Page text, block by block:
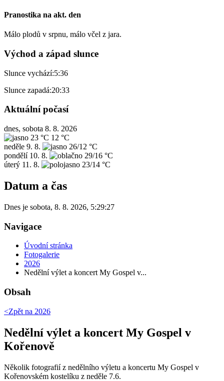
Pranostika na akt. den
Málo plodů v srpnu, málo včel z jara.
Východ a západ slunce
Slunce vychází:5:36
Slunce zapadá:20:33
Aktuální počasí
dnes, sobota 8. 8. 2026
23 °C 12 °C
neděle 9. 8.
26/12 °C
pondělí 10. 8.
29/16 °C
úterý 11. 8. 23/14 °C
Datum a čas
Dnes je sobota, 8. 8. 2026, 5:29:27
Navigace
Úvodní stránka
Fotogalerie
2026
Nedělní výlet a koncert My Gospel v...
Obsah
<Zpět na 2026
Nedělní výlet a koncert My Gospel v
Kořenově
Několik fotografií z nedělního výletu a koncertu My Gospel v
Kořenovském kostelíku z neděle 7.6.